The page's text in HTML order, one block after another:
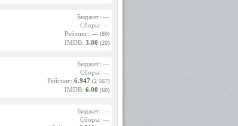
Бюджет: —
Сборы: —
Рейтинг: — (89)
IMDB: 3.80 (20)
Бюджет: —
Сборы: —
Рейтинг: 6.947 (2 567)
IMDB: 6.00 (60)
Бюджет: —
Сборы: —